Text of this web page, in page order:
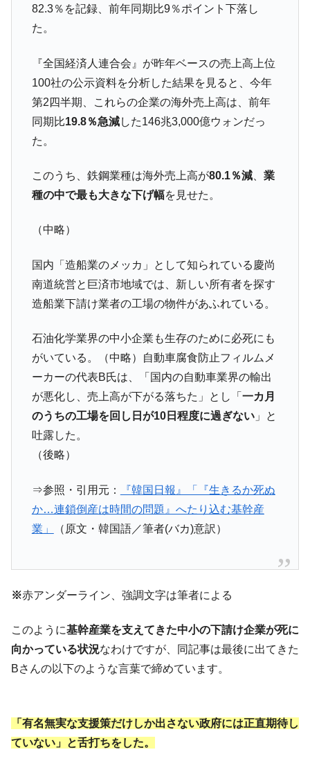
する差別。許してはおかぬ
『Money1』
韓国半導体『SKハイニックス』2026年2Qの
業績「史上最高益」当期純利益は前年同期比13.4倍に。
『Money1』
韓国･加徳島新国際空港「またも暗礁」の危
機 ⇒ 10.7兆では損が出るからできない。
Fact1
夏の甲子園、優勝校を最も多く輩出している都道
Fact1 今話題の「楽天ライオンズ」とは？
える賞金とは？
平成仮面ライダーの意外すぎるモチーフとは？
Fact1
発表から2日で大崩壊、鳴かず飛ばずに終わりそう
なスーパーリーグとは？
Fact1
日本人マスターズ挑戦の歴史。松山以前に最高位
だった選手とは？
Fact1
甲子園通算本塁打、最多の清原に次いで多く打っ
ている意外な選手とは？
Fact1 セレクトセールの高額取引馬が稼いだ金額とは？
82.3％を記録、前年同期比9％ポイント下落し
た。
『全国経済人連合会』が昨年ベースの売上高上位
100社の公示資料を分析した結果を見ると、今年
第2四半期、これらの企業の海外売上高は、前年
同期比19.8％急減した146兆3,000億ウォンだっ
た。
このうち、鉄鋼業種は海外売上高が80.1％減、 業
種の中で最も大きな下げ幅を見せた。
（中略）
国内「造船業のメッカ」として知られている慶尚
南道統営と巨済市地域では、新しい所有者を探す
造船業下請け業者の工場の物件があふれている。
石油化学業界の中小企業も生存のために必死にも
がいている。（中略）自動車腐食防止フィルムメ
ーカーの代表B氏は、「国内の自動車業界の輸出
が悪化し、売上高が下がる落ちた」とし「 一カ月
のうちの工場を回し日が10日程度に過ぎない」と
吐露した。
（後略）
⇒参照・引用元：
『韓国日報』「『生きるか死ぬ
か…連鎖倒産は時間の問題』へたり込む基幹産
業」
（原文・韓国語／筆者(バカ)意訳）
※赤アンダーライン、強調文字は筆者による
このように基幹産業を支えてきた中小の下請け企業が死に
向かっている状況なわけですが、同記事は最後に出てきた
Bさんの以下のような言葉で締めています。
「有名無実な支援策だけしか出さない政府には正直期待し
ていない」と舌打ちをした。